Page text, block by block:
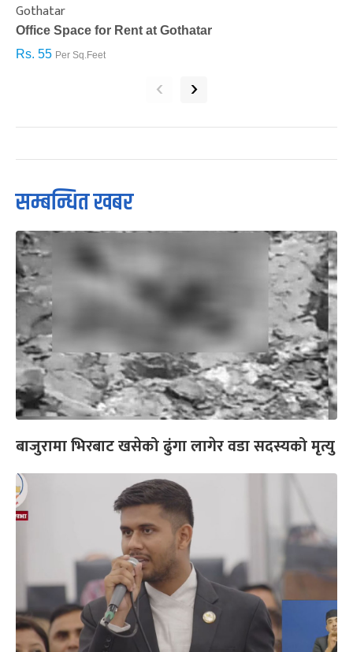
Gothatar
Office Space for Rent at Gothatar
Rs. 55 Per Sq.Feet
‹ ›
सम्बन्धित खबर
बाजुरामा भिरबाट खसेको ढुंगा लागेर वडा सदस्यको मृत्यु